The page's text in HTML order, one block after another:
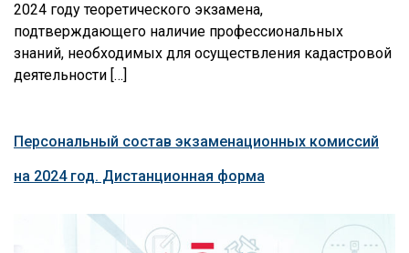
2024 году теоретического экзамена,
подтверждающего наличие профессиональных
знаний, необходимых для осуществления кадастровой
деятельности […]
Персональный состав экзаменационных комиссий
на 2024 год. Дистанционная форма